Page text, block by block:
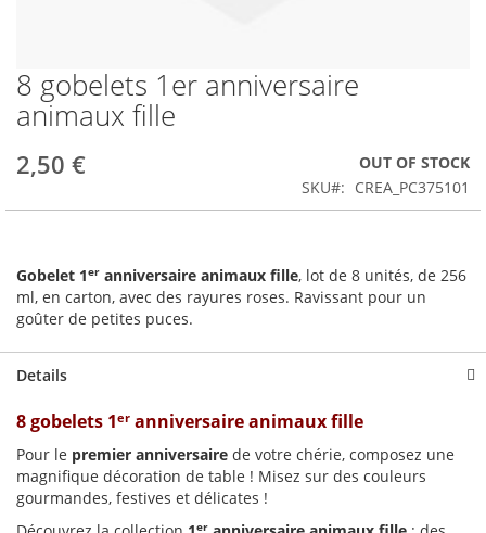
Skip
to
the
of
images
8 gobelets 1er anniversaire
animaux fille
2,50 €
OUT OF STOCK
SKU
CREA_PC375101
Gobelet 1er anniversaire animaux fille, lot de 8 unités, de 256
ml, en carton, avec des rayures roses. Ravissant pour un
goûter de petites puces.
Details
8 gobelets 1er anniversaire animaux fille
Pour le premier anniversaire de votre chérie, composez une
magnifique décoration de table ! Misez sur des couleurs
gourmandes, festives et délicates !
er